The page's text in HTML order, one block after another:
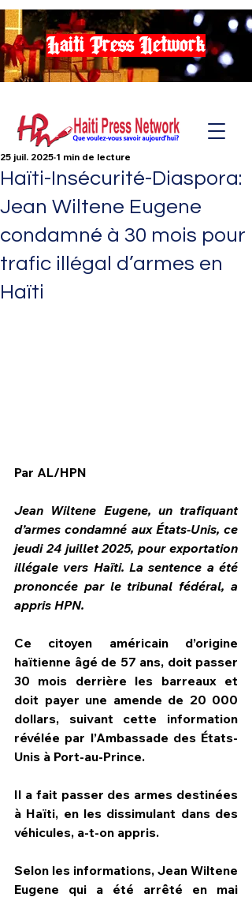
Haiti Press Network
HPN Live
Haïti-Insécurité-Diaspora:
Jean Wiltene Eugene
condamné à 30 mois pour
trafic illégal d’armes en
Haïti
25 juil. 2025 1 min de lecture
Par AL/HPN
Jean Wiltene Eugene, un trafiquant
d’armes condamné aux États-Unis, ce
jeudi 24 juillet 2025, pour exportation
illégale vers Haïti. La sentence a été
prononcée par le tribunal fédéral, a
appris HPN.
Ce citoyen américain d’origine
haïtienne âgé de 57 ans, doit passer
30 mois derrière les barreaux et
doit payer une amende de 20 000
dollars, suivant cette information
révélée par l’Ambassade des États-
Unis à Port-au-Prince.
Il a fait passer des armes destinées
à Haïti, en les dissimulant dans des
véhicules, a-t-on appris.
Selon les informations, Jean Wiltene
Eugene qui a été arrêté en mai